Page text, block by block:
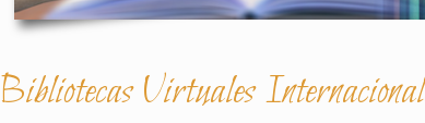
Bibliotecas Virtuales